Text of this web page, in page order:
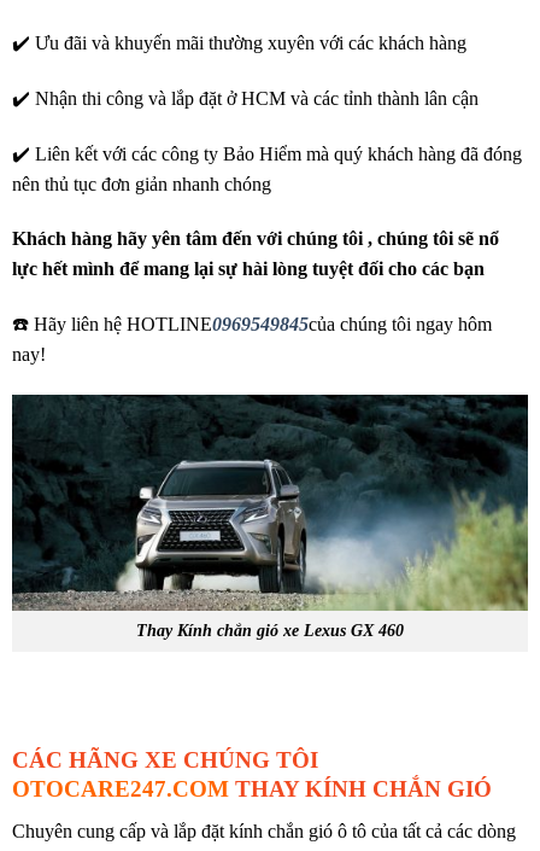
✔️ Ưu đãi và khuyến mãi thường xuyên với các khách hàng
✔️ Nhận thi công và lắp đặt ở HCM và các tỉnh thành lân cận
✔️ Liên kết với các công ty Bảo Hiểm mà quý khách hàng đã đóng
nên thủ tục đơn giản nhanh chóng
Khách hàng hãy yên tâm đến với chúng tôi , chúng tôi sẽ nổ
lực hết mình để mang lại sự hài lòng tuyệt đối cho các bạn
☎️ Hãy liên hệ HOTLINE0969549845của chúng tôi ngay hôm
nay!
Thay Kính chắn gió xe Lexus GX 460
CÁC HÃNG XE CHÚNG TÔI
OTOCARE247.COM THAY KÍNH CHẮN GIÓ
Chuyên cung cấp và lắp đặt kính chắn gió ô tô của tất cả các dòng